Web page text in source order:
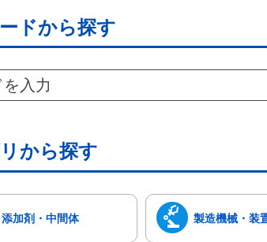
ドから探す
から探す
加剤・中間体 製造機械・装